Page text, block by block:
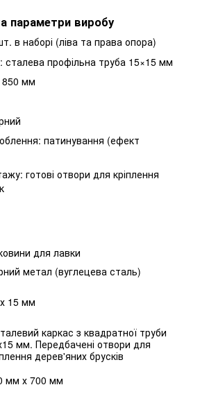
параметри виробу
в наборі (ліва та права опора)
сталева профільна труба 15×15 мм
850 мм
патинування (ефект
готові отвори для кріплення
для лавки
метал (вуглецева сталь)
15 мм
каркас з квадратної труби
мм. Передбачені отвори для
дерев'яних брусків
мм х 700 мм